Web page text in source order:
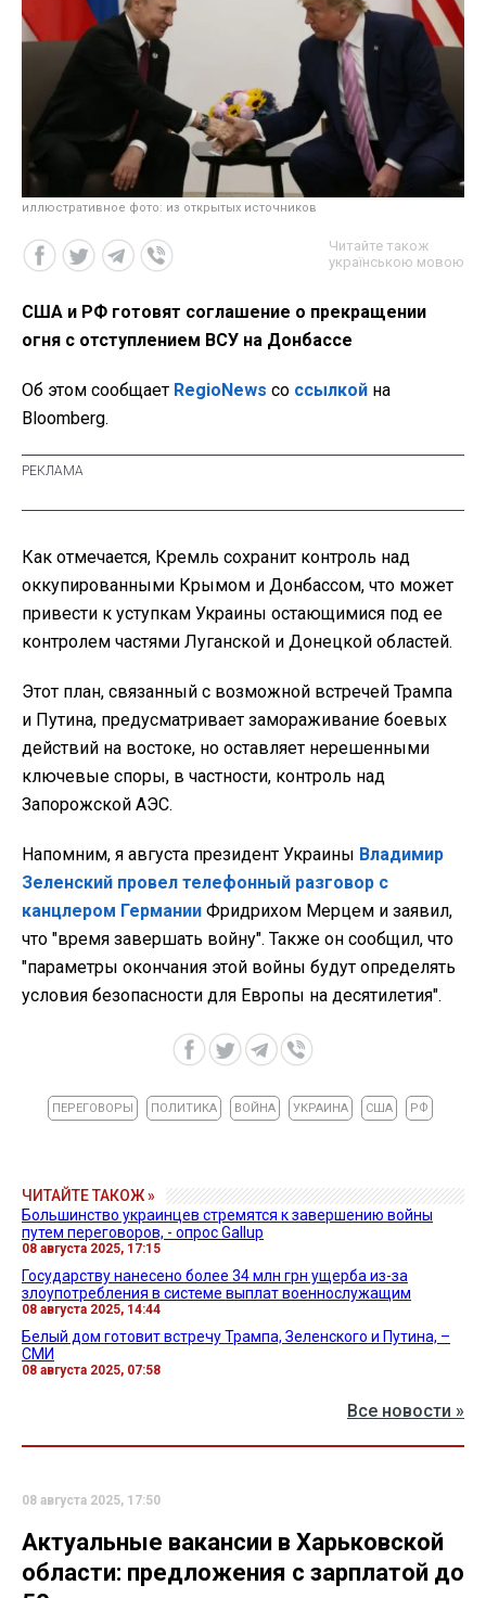
иллюстративное фото: из открытых источников
Читайте також
українською мовою
США и РФ готовят соглашение о прекращении
огня с отступлением ВСУ на Донбассе
Об этом сообщает RegioNews со ссылкой на
Bloomberg.
Как отмечается, Кремль сохранит контроль над
оккупированными Крымом и Донбассом, что может
привести к уступкам Украины остающимися под ее
контролем частями Луганской и Донецкой областей.
Этот план, связанный с возможной встречей Трампа
и Путина, предусматривает замораживание боевых
действий на востоке, но оставляет нерешенными
ключевые споры, в частности, контроль над
Запорожской АЭС.
Напомним, я августа президент Украины Владимир
Зеленский провел телефонный разговор с
канцлером Германии Фридрихом Мерцем и заявил,
что "время завершать войну". Также он сообщил, что
"параметры окончания этой войны будут определять
условия безопасности для Европы на десятилетия".
ПЕРЕГОВОРЫ ПОЛИТИКА ВОЙНА УКРАИНА США РФ
ЧИТАЙТЕ ТАКОЖ »
Большинство украинцев стремятся к завершению войны
путем переговоров, - опрос Gallup
08 августа 2025, 17:15
Государству нанесено более 34 млн грн ущерба из-за
злоупотребления в системе выплат военнослужащим
08 августа 2025, 14:44
Белый дом готовит встречу Трампа, Зеленского и Путина, –
СМИ
08 августа 2025, 07:58
Все новости »
08 августа 2025, 17:50
Актуальные вакансии в Харьковской
области: предложения с зарплатой до